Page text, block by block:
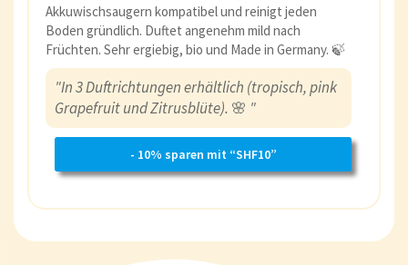
Akkuwischsaugern kompatibel und reinigt jeden
Boden gründlich. Duftet angenehm mild nach
Früchten. Sehr ergiebig, bio und Made in Germany. 🍃
"In 3 Duftrichtungen erhältlich (tropisch, pink
Grapefruit und Zitrusblüte). 🌸 "
- 10% sparen mit “SHF10”